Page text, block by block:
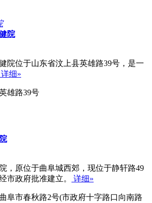
院
院位于山东省汶上县英雄路39号，是一
详细»
雄路39号
，原位于曲阜城西郊，现位于静轩路49
市政府批准建立。
详细»
阜市春秋路2号(市政府十字路口向南路